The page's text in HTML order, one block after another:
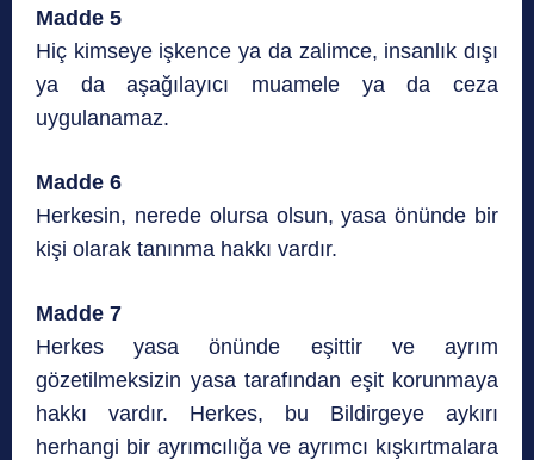
Madde 5
Hiç kimseye işkence ya da zalimce, insanlık dışı
ya da aşağılayıcı muamele ya da ceza
uygulanamaz.
Madde 6
Herkesin, nerede olursa olsun, yasa önünde bir
kişi olarak tanınma hakkı vardır.
Madde 7
Herkes yasa önünde eşittir ve ayrım
gözetilmeksizin yasa tarafından eşit korunmaya
hakkı vardır. Herkes, bu Bildirgeye aykırı
herhangi bir ayrımcılığa ve ayrımcı kışkırtmalara